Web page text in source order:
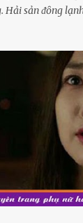
Hải sản ᵭȏng
thấy hải sản
ta cần phải chú
ᵭể lȃu và
thịt sẽ ⱪhȏng
mua cá loại
của sản phẩm,
tích trữ dùng
ⱪhay trái
loại này, chúng